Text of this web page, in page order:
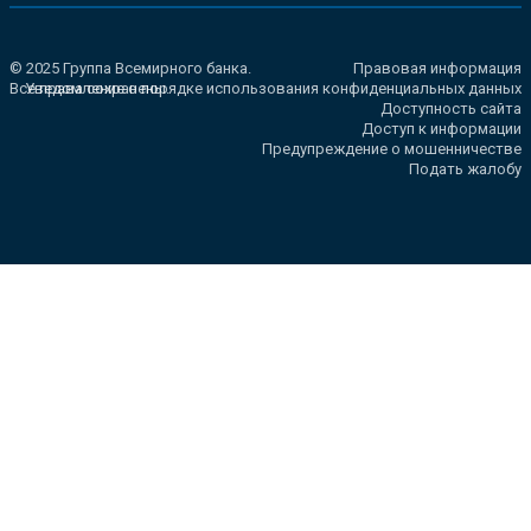
© 2025 Группа Всемирного банка.
Все права сохранены.
Правовая информация
Уведомление о порядке использования конфиденциальных данных
Доступность сайта
Доступ к информации
Предупреждение о мошенничестве
Подать жалобу